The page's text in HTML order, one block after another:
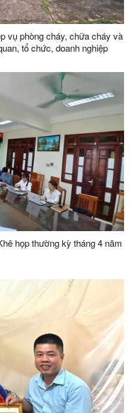
vụ phòng cháy, chữa cháy và
tổ chức, doanh nghiệp
họp thường kỳ tháng 4 năm